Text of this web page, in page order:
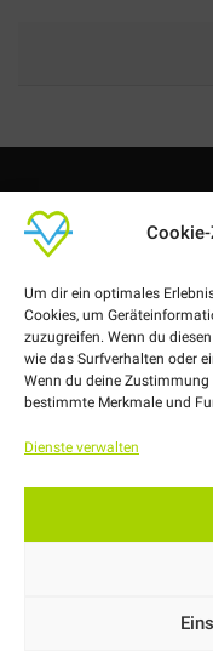
Um dir ein optimales
Cookies, um
zuzugreifen. Wenn du
wie das Surfverhalten oder
Wenn du deine
bestimmte Merkmale und
Dienste verwalten
Nachbarschaft leben in
Heppenser Straße 29